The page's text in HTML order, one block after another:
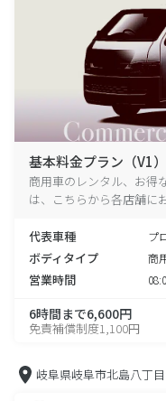
基本料金プラン（V1）
商用車のレンタル、お得
は、こちらから各店舗に
代表車種 プ
ボディタイプ 商
営業時間
6時間まで6,600円
免責補償制度1,100円
岐阜県岐阜市北島八丁